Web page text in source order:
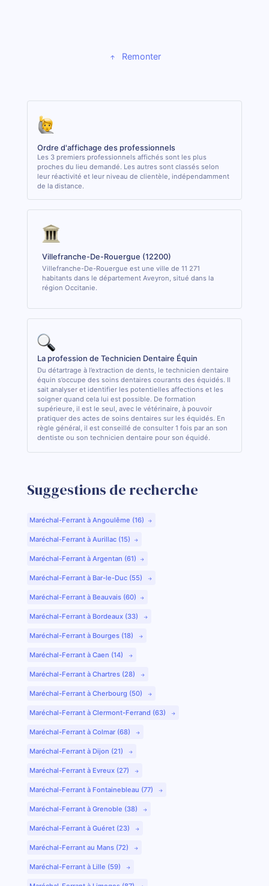
Remonter
Ordre d'affichage des professionnels
Les 3 premiers professionnels affichés sont les plus
proches du lieu demandé. Les autres sont classés selon
leur réactivité et leur niveau de clientèle, indépendamment
de la distance.
Villefranche-De-Rouergue (12200)
Villefranche-De-Rouergue est une ville de 11 271
habitants dans le département Aveyron, situé dans la
région Occitanie.
La profession de Technicien Dentaire Équin
Du détartrage à l’extraction de dents, le technicien dentaire
équin s’occupe des soins dentaires courants des équidés. Il
sait analyser et identifier les potentielles affections et les
soigner quand cela lui est possible. De formation
supérieure, il est le seul, avec le vétérinaire, à pouvoir
pratiquer des actes de soins dentaires sur les équidés. En
règle général, il est conseillé de consulter 1 fois par an son
dentiste ou son technicien dentaire pour son équidé.
Suggestions de recherche
Maréchal-Ferrant à Angoulême (16)
Maréchal-Ferrant à Aurillac (15)
Maréchal-Ferrant à Argentan (61)
Maréchal-Ferrant à Bar-le-Duc (55)
Maréchal-Ferrant à Beauvais (60)
Maréchal-Ferrant à Bordeaux (33)
Maréchal-Ferrant à Bourges (18)
Maréchal-Ferrant à Caen (14)
Maréchal-Ferrant à Chartres (28)
Maréchal-Ferrant à Cherbourg (50)
Maréchal-Ferrant à Clermont-Ferrand (63)
Maréchal-Ferrant à Colmar (68)
Maréchal-Ferrant à Dijon (21)
Maréchal-Ferrant à Evreux (27)
Maréchal-Ferrant à Fontainebleau (77)
Maréchal-Ferrant à Grenoble (38)
Maréchal-Ferrant à Guéret (23)
Maréchal-Ferrant au Mans (72)
Maréchal-Ferrant à Lille (59)